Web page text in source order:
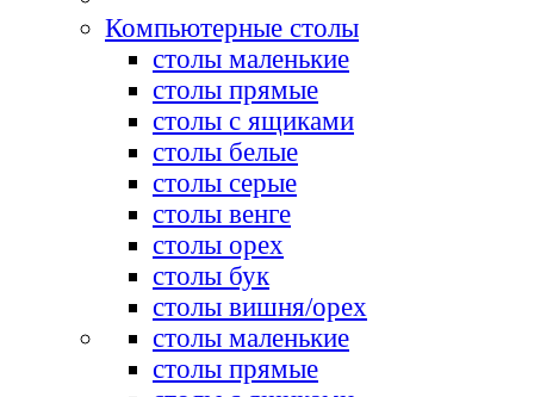
Компьютерные столы
столы маленькие
столы прямые
столы с ящиками
столы белые
столы серые
столы венге
столы орех
столы бук
столы вишня/орех
столы маленькие
столы прямые